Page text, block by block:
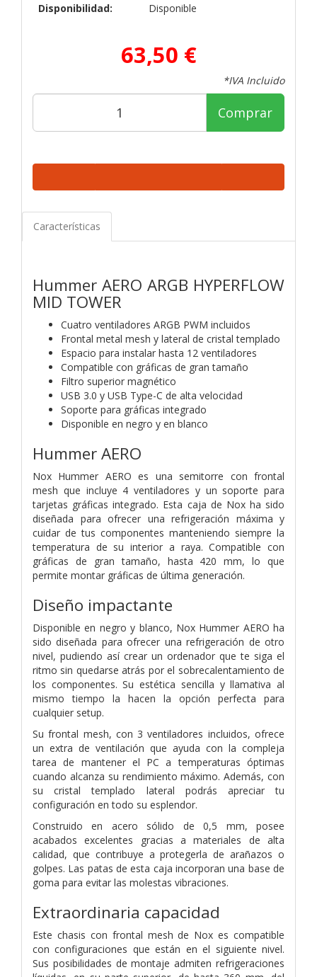
Disponibilidad:
Disponible
63,50 €
*IVA Incluido
Comprar
Características
Hummer AERO ARGB HYPERFLOW
MID TOWER
Cuatro ventiladores ARGB PWM incluidos
Frontal metal mesh y lateral de cristal templado
Espacio para instalar hasta 12 ventiladores
Compatible con gráficas de gran tamaño
Filtro superior magnético
USB 3.0 y USB Type-C de alta velocidad
Soporte para gráficas integrado
Disponible en negro y en blanco
Hummer AERO
Nox Hummer AERO es una semitorre con frontal
mesh que incluye 4 ventiladores y un soporte para
tarjetas gráficas integrado. Esta caja de Nox ha sido
diseñada para ofrecer una refrigeración máxima y
cuidar de tus componentes manteniendo siempre la
temperatura de su interior a raya. Compatible con
gráficas de gran tamaño, hasta 420 mm, lo que
permite montar gráficas de última generación.
Diseño impactante
Disponible en negro y blanco, Nox Hummer AERO ha
sido diseñada para ofrecer una refrigeración de otro
nivel, pudiendo así crear un ordenador que te siga el
ritmo sin quedarse atrás por el sobrecalentamiento de
los componentes. Su estética sencilla y llamativa al
mismo tiempo la hacen la opción perfecta para
cualquier setup.
Su frontal mesh, con 3 ventiladores incluidos, ofrece
un extra de ventilación que ayuda con la compleja
tarea de mantener el PC a temperaturas óptimas
cuando alcanza su rendimiento máximo. Además, con
su cristal templado lateral podrás apreciar tu
configuración en todo su esplendor.
Construido en acero sólido de 0,5 mm, posee
acabados excelentes gracias a materiales de alta
calidad, que contribuye a protegerla de arañazos o
golpes. Las patas de esta caja incorporan una base de
goma para evitar las molestas vibraciones.
Extraordinaria capacidad
Este chasis con frontal mesh de Nox es compatible
con configuraciones que están en el siguiente nivel.
Sus posibilidades de montaje admiten refrigeraciones